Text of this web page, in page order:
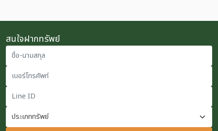
สนใจฝากทรัพย์
ชื่อ-นามสกุล
เบอร์โทรศัพท์
Line ID